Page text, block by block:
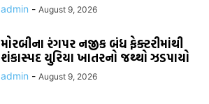
admin - August 9, 2026
મોરબીના રંગપર નજીક બંધ ફેક્ટરીમાંથી
શંકાસ્પદ યુરિયા ખાતરનો જથ્થો ઝડપાયો
admin - August 9, 2026